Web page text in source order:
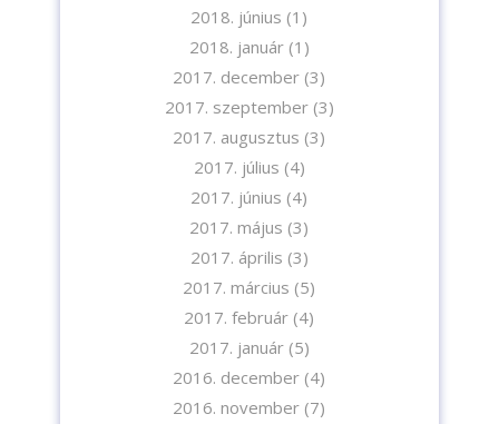
2018. június (1)
2018. január(1)
2017. december (3)
2017. szeptember(3)
2017. augusztus (3)
2017. július (4)
2017. június (4)
2017. május (3)
2017. április (3)
2017. március (5)
2017. február (4)
2017. január(5)
2016. december (4)
2016. november (7)